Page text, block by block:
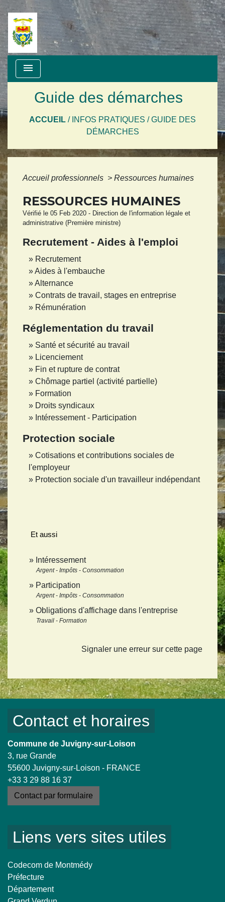
menu
Guide des démarches
ACCUEIL / INFOS PRATIQUES /GUIDE DES
DÉMARCHES
Accueil professionnels > Ressources humaines
RESSOURCES HUMAINES
Vérifié le 05 Feb 2020 - Direction de l'information légale et
administrative (Première ministre)
Recrutement - Aides à l'emploi
Recrutement
Aides à l'embauche
Alternance
Contrats de travail, stages en entreprise
Rémunération
Réglementation du travail
Santé et sécurité au travail
Licenciement
Fin et rupture de contrat
Chômage partiel (activité partielle)
Formation
Droits syndicaux
Intéressement - Participation
Protection sociale
Cotisations et contributions sociales de
l'employeur
Protection sociale d'un travailleur indépendant
Et aussi
Intéressement
Argent - Impôts - Consommation
Participation
Argent - Impôts - Consommation
Obligations d'affichage dans l'entreprise
Travail - Formation
Signaler une erreur sur cette page
Contact et horaires
Commune de Juvigny-sur-Loison
3, rue Grande
55600 Juvigny-sur-Loison - FRANCE
+33 3 29 88 16 37
Contact par formulaire
Liens vers sites utiles
Codecom de Montmédy
Préfecture
Département